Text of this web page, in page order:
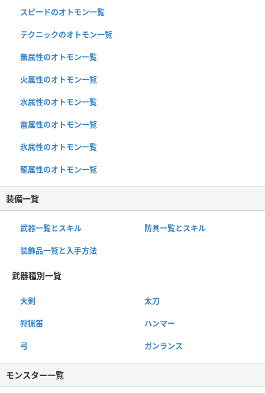
スピードのオトモン一覧
テクニックのオトモン一覧
無属性のオトモン一覧
火属性のオトモン一覧
水属性のオトモン一覧
雷属性のオトモン一覧
氷属性のオトモン一覧
龍属性のオトモン一覧
装備一覧
武器一覧とスキル 防具一覧とスキル
装飾品一覧と入手方法
武器種別一覧
大剣 太刀
狩猟笛 ハンマー
弓 ガンランス
モンスター一覧